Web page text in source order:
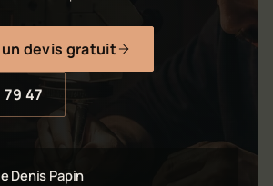
un devis gratuit
79 47
Denis Papin